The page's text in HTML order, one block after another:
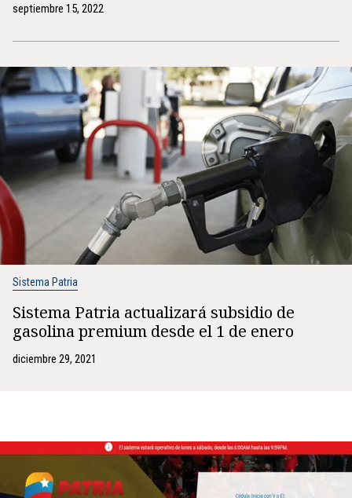
septiembre 15, 2022
Sistema Patria
Sistema Patria actualizará subsidio de
gasolina premium desde el 1 de enero
diciembre 29, 2021